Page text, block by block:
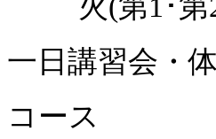
一日講習会・
コース